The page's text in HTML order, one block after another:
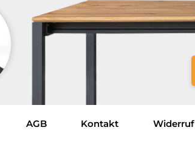
AGB Kontakt Widerruf